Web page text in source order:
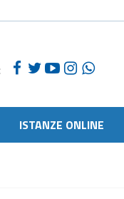
ISTANZE ONLINE